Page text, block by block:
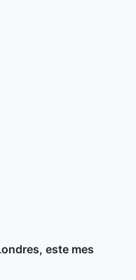
este mes